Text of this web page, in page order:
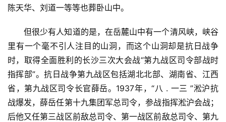
陈天华、刘道一等等也葬卧山中。
但很少有人知道的是，在岳麓山中有一个清风峡，峡谷
里有一个毫不引人注目的山洞，而这个山洞却是抗日战争
时，取得全面胜利的长沙三次大会战“第九战区司令部战时
指挥部”。抗日战争第九战区包括湖北北部、湖南省、江西
省，第九战区司令长官薛岳。1937年，“八 . 一三 ”淞沪抗
战爆发，薛岳任第十九集团军总司令，参战指挥淞沪会战；
后他又任第三战区前敌总司令、第一战区前敌总司令、第九